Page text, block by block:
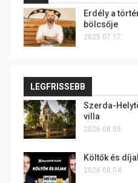
Erdély a
bölcsője
2025.07.17.
LEGFRISSEBB
Szerda-
villa
2026.08.05.
Költők és
2026.08.04.